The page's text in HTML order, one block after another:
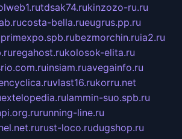
tdsak74.rukinzozo-ru.ru
costa-bella.rueugrus.pp.ru
primexpo.spb.rubezmorchin.ruia2.ru
regahost.rukolosok-elita.ru
insiam.ruavegainfo.ru
vlast16.rukorru.net
extelopedia.rulammin-suo.spb.ru
running-line.ru
rust-loco.rudugshop.ru